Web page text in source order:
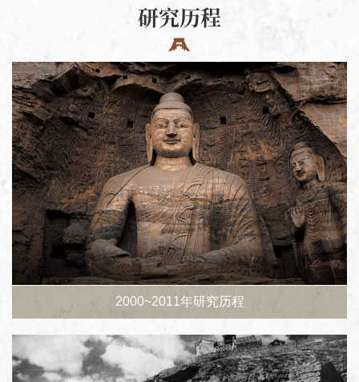
研究历程
2000~2011年研究历程